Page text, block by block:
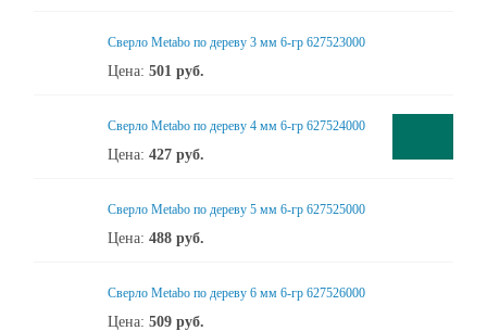
Сверло Metabo по дереву 3 мм 6-гр 627523000
Цена: 501 руб.
Сверло Metabo по дереву 4 мм 6-гр 627524000
Цена: 427 руб.
Сверло Metabo по дереву 5 мм 6-гр 627525000
Цена: 488 руб.
Сверло Metabo по дереву 6 мм 6-гр 627526000
Цена: 509 руб.